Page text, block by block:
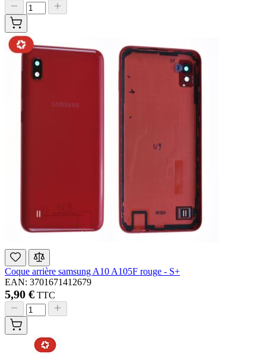
Coque arrière samsung A10 A105F rouge - S+
EAN: 3701671412679
5,90 € TTC